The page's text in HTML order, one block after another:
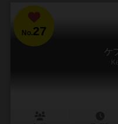
No.27
ケ